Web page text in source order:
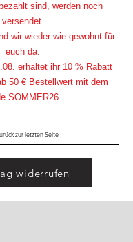
zur letzten Seite
sind, werden noch
versendet.
wir wieder wie gewohnt für
euch da.
. erhaltet ihr 10 % Rabatt
50 € Bestellwert mit dem
SOMMER26.
widerrufen